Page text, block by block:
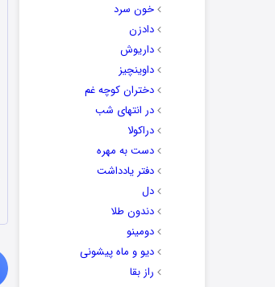
خون سرد
دادزن
داریوش
داوینچیز
دختران کوچه غم
در انتهای شب
دراکولا
دست به مهره
دفتر یادداشت
دل
دندون طلا
دومینو
دیو و ماه پیشونی
راز بقا